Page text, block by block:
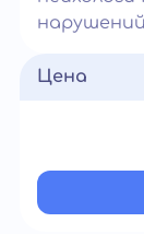
Цена